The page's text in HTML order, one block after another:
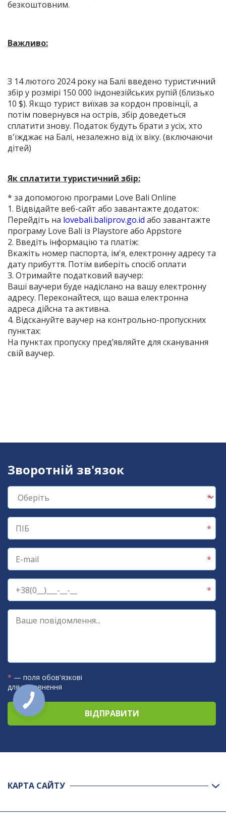
безкоштовним.
Важливо:
З 14 лютого 2024 року на Балі введено туристичний
збір у розмірі 150 000 індонезійських рупій (близько
10 $). Якщо турист виїхав за кордон провінції, а
потім повернувся на острів, збір доведеться
сплатити знову. Податок будуть брати з усіх, хто
в'їжджає на Балі, незалежно від їх віку. (включаючи
дітей)
Як сплатити туристичний збір:
* за допомогою програми Love Bali Online
1. Відвідайте веб-сайт або завантажте додаток:
Перейдіть на lovebali.baliprov.go.id або завантажте
програму Love Bali із Playstore або Appstore
2. Введіть інформацію та платіж:
Вкажіть номер паспорта, ім'я, електронну адресу та
дату прибуття. Потім виберіть спосіб оплати
3. Отримайте податковий ваучер:
Ваші ваучери буде надіслано на вашу електронну
адресу. Переконайтеся, що ваша електронна
адреса дійсна та активна.
4. Відскануйте ваучер на контрольно-пропускних
пунктах:
На пунктах пропуску пред’являйте для сканування
свій ваучер.
Зворотній зв'язок
* — поля обов'язкові
для заповнення
КАРТА САЙТУ